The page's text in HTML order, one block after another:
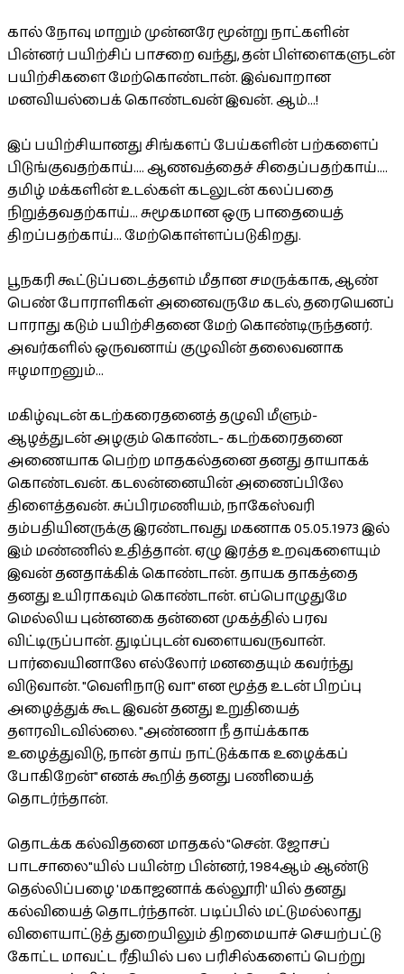
கால் நோவு மாறும் முன்னரே மூன்று நாட்களின்
பின்னர் பயிற்சிப் பாசறை வந்து, தன் பிள்ளைகளுடன்
பயிற்சிகளை மேற்கொண்டான். இவ்வாறான
மனவியல்பைக் கொண்டவன் இவன். ஆம்...!
இப் பயிற்சியானது சிங்களப் பேய்களின் பற்களைப்
பிடுங்குவதற்காய்.... ஆணவத்தைச் சிதைப்பதற்காய்....
தமிழ் மக்களின் உடல்கள் கடலுடன் கலப்பதை
நிறுத்தவதற்காய்... சுமூகமான ஒரு பாதையைத்
திறப்பதற்காய்... மேற்கொள்ளப்படுகிறது.
பூநகரி கூட்டுப்படைத்தளம் மீதான சமருக்காக, ஆண்
பெண் போராளிகள் அனைவருமே கடல், தரையெனப்
பாராது கடும் பயிற்சிதனை மேற் கொண்டிருந்தனர்.
அவர்களில் ஒருவனாய் குழுவின் தலைவனாக
ஈழமாறனும்...
மகிழ்வுடன் கடற்கரைதனைத் தழுவி மீளும்-
ஆழத்துடன் அழகும் கொண்ட- கடற்கரைதனை
அணையாக பெற்ற மாதகல்தனை தனது தாயாகக்
கொண்டவன். கடலன்னையின் அணைப்பிலே
திளைத்தவன். சுப்பிரமணியம், நாகேஸ்வரி
தம்பதியினருக்கு இரண்டாவது மகனாக 05.05.1973 இல்
இம் மண்ணில் உதித்தான். ஏழு இரத்த உறவுகளையும்
இவன் தனதாக்கிக் கொண்டான். தாயக தாகத்தை
தனது உயிராகவும் கொண்டான். எப்பொழுதுமே
மெல்லிய புன்னகை தன்னை முகத்தில் பரவ
விட்டிருப்பான். துடிப்புடன் வளையவருவான்.
பார்வையினாலே எல்லோர் மனதையும் கவர்ந்து
விடுவான். "வெளிநாடு வா" என மூத்த உடன் பிறப்பு
அழைத்துக் கூட இவன் தனது உறுதியைத்
தளரவிடவில்லை. "அண்ணா நீ தாய்க்காக
உழைத்துவிடு, நான் தாய் நாட்டுக்காக உழைக்கப்
போகிறேன்" எனக் கூறித் தனது பணியைத்
தொடர்ந்தான்.
தொடக்க கல்விதனை மாதகல் "சென். ஜோசப்
பாடசாலை"யில் பயின்ற பின்னர், 1984ஆம் ஆண்டு
தெல்லிப்பழை 'மகாஜனாக் கல்லூரி' யில் தனது
கல்வியைத் தொடர்ந்தான். படிப்பில் மட்டுமல்லாது
விளையாட்டுத் துறையிலும் திறமையாச் செயற்பட்டு
கோட்ட மாவட்ட ரீதியில் பல பரிசில்களைப் பெற்று